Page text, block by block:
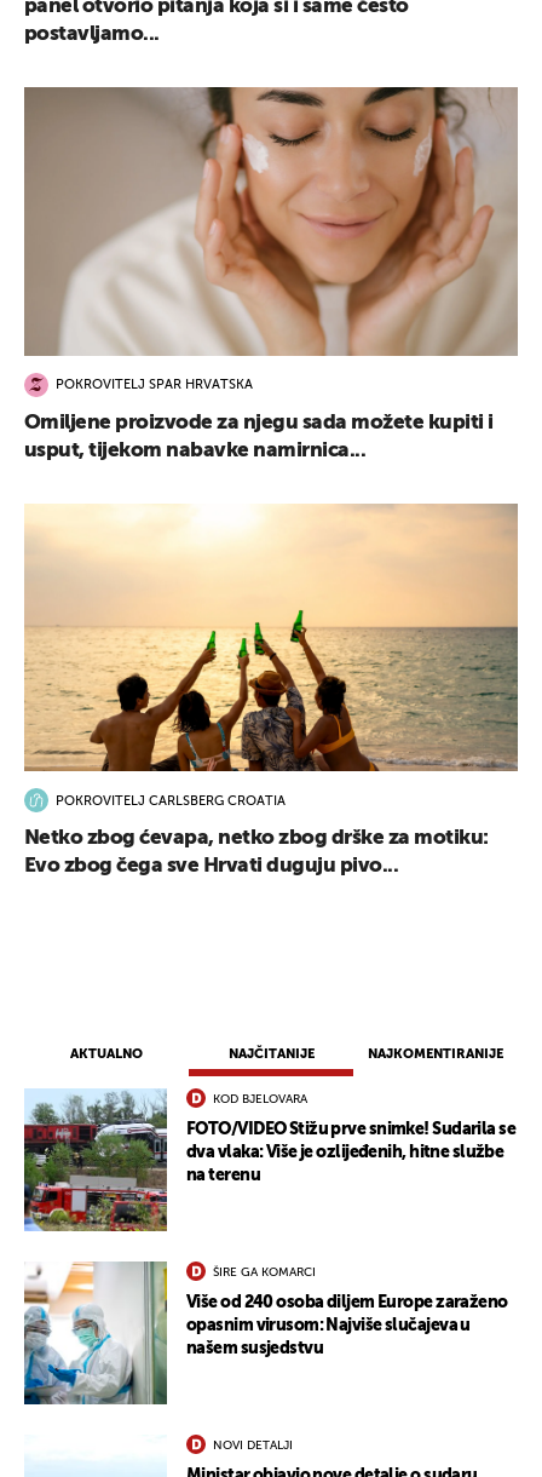
AKTUALNO NAJČITANIJE NAJKOMENTIRANIJE
KOD BJELOVARA
FOTO/VIDEO Stižu prve snimke! Sudarila se
dva vlaka: Više je ozlijeđenih, hitne službe
na terenu
ŠIRE GA KOMARCI
Više od 240 osoba diljem Europe zaraženo
opasnim virusom: Najviše slučajeva u
našem susjedstvu
NOVI DETALJI
panel otvorio pitanja koja si i same često
postavljamo...
POKROVITELJ SPAR HRVATSKA
Omiljene proizvode za njegu sada možete kupiti i
usput, tijekom nabavke namirnica...
POKROVITELJ CARLSBERG CROATIA
Netko zbog ćevapa, netko zbog drške za motiku:
Evo zbog čega sve Hrvati duguju pivo...